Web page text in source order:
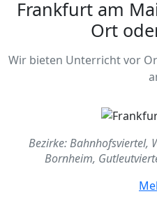
Frankfurt am
Ort
Wir bieten Unterricht vor
Bezirke: Bahnhofsviertel,
Bornheim,
Griesheim, Rödelheim,